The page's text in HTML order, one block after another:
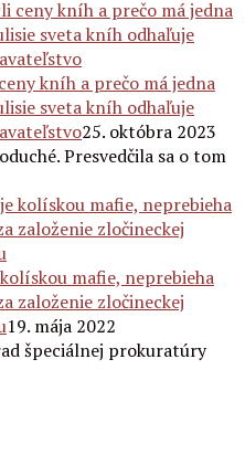
kníh a prečo má jedna
sveta kníh odhaľuje
25. októbra 2023
Presvedčila sa o tom
mafie, neprebieha
založenie zločineckej
19. mája 2022
špeciálnej prokuratúry